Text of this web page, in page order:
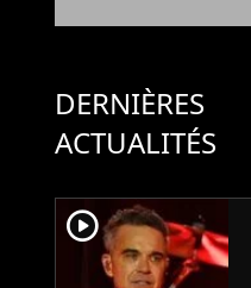
DERNIÈRES
ACTUALITÉS
player2